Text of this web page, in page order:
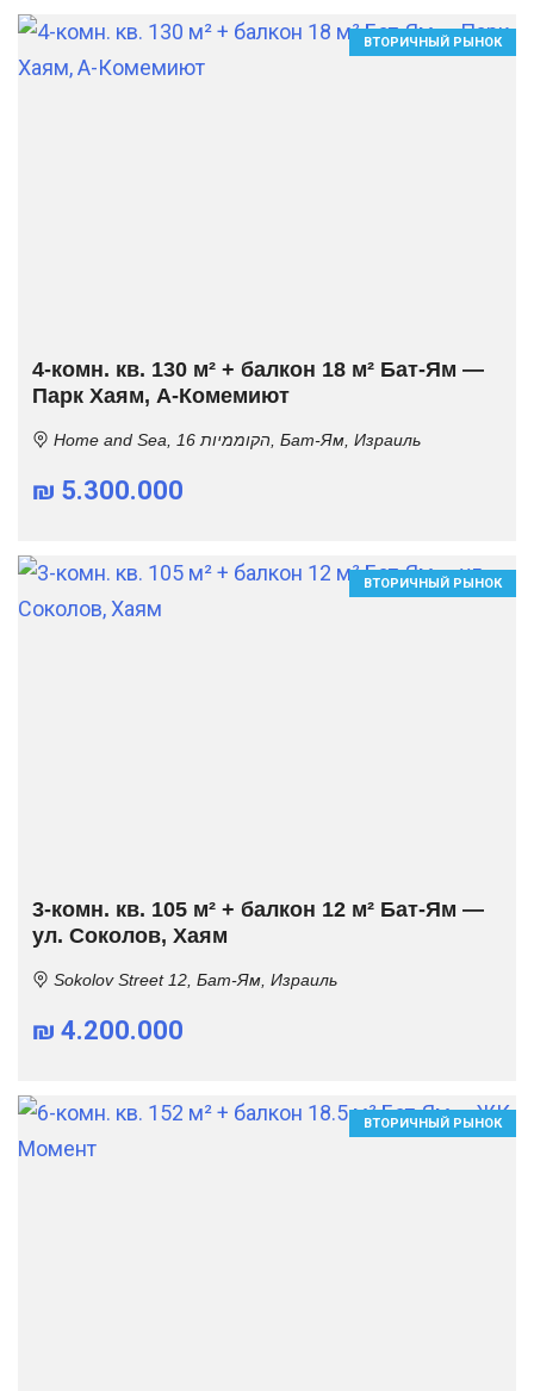
ВТОРИЧНЫЙ РЫНОК
4-комн. кв. 130 м² + балкон 18 м² Бат-Ям —
Парк Хаям, А-Комемиют
Home and Sea, הקוממיות 16, Бат-Ям, Израиль
₪ 5.300.000
ВТОРИЧНЫЙ РЫНОК
3-комн. кв. 105 м² + балкон 12 м² Бат-Ям —
ул. Соколов, Хаям
Sokolov Street 12, Бат-Ям, Израиль
₪ 4.200.000
ВТОРИЧНЫЙ РЫНОК